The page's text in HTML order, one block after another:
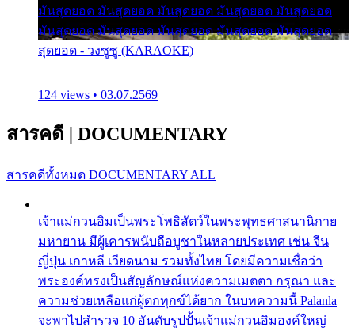
มันสุดยอด มันสุดยอด มันสุดยอด มันสุดยอด มันสุดยอด
มันสุดยอด มันสุดยอด มันสุดยอด มันสุดยอด มันสุดยอด
สุดยอด - วงซูซู (KARAOKE)
124 views • 03.07.2569
สารคดี | DOCUMENTARY
สารคดีทั้งหมด DOCUMENTARY ALL
เจ้าแม่กวนอิมเป็นพระโพธิสัตว์ในพระพุทธศาสนานิกาย
มหายาน มีผู้เคารพนับถือบูชาในหลายประเทศ เช่น จีน
ญี่ปุ่น เกาหลี เวียดนาม รวมทั้งไทย โดยมีความเชื่อว่า
พระองค์ทรงเป็นสัญลักษณ์แห่งความเมตตา กรุณา และ
ความช่วยเหลือแก่ผู้ตกทุกข์ได้ยาก ในบทความนี้ Palanla
จะพาไปสำรวจ 10 อันดับรูปปั้นเจ้าแม่กวนอิมองค์ใหญ่